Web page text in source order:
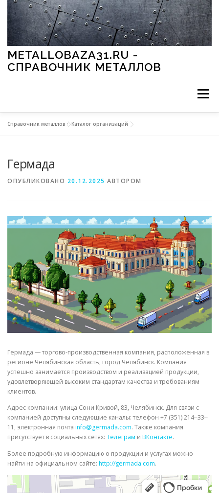
Перейти к содержимому
METALLOBAZA31.RU -
СПРАВОЧНИК МЕТАЛЛОВ
Меню
МЕТАЛЛЫ И ОКРУЖАЮЩАЯ СРЕДА
СВОЙСТВА МЕТАЛЛОВ СОРТА МЕТАЛЛОВ
СТАТЬИ
Справочник металлов »Каталог организаций
Гермада
ОПУБЛИКОВАНО 20.12.2025 АВТОРОМ
Гермада — торгово-производственная компания, расположенная в
регионе Челябинская область, город Челябинск. Компания
успешно занимается производством и реализацией продукции,
удовлетворяющей высоким стандартам качества и требованиям
клиентов.
Адрес компании: улица Сони Кривой, 83, Челябинск. Для связи с
компанией доступны следующие каналы: телефон +7 (351) 214‒33‒
11, электронная почта info@germada.com. Также компания
присутствует в социальных сетях: Телеграм и ВКонтакте.
Более подробную информацию о продукции и услугах можно
найти на официальном сайте: http://germada.com.